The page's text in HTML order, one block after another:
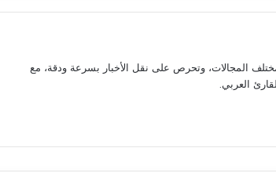
المجالات، وتحرص على نقل الأخبار بسرعة ودقة، مع
العربي.